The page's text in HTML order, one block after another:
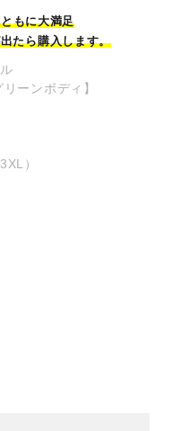
もに大満足
たら購入します。
ーンボディ】
）